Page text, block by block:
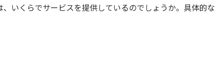
いくらでサービスを提供しているのでしょうか。具体的な